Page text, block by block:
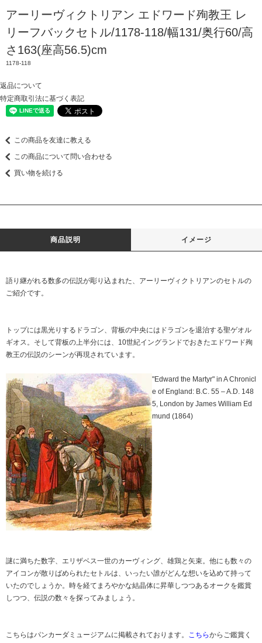
アーリーヴィクトリアン エドワード殉教王 レ
リーフバックセトル/1178-118/幅131/奥行60/高
さ163(座高56.5)cm
1178-118
返品について
特定商取引法に基づく表記
この商品を友達に教える
この商品について問い合わせる
買い物を続ける
商品説明 イメージ
語り継がれる数多の伝説が彫り込まれた、アーリーヴィクトリアンのセトルの
ご紹介です。
トップには黒光りするドラゴン、背板の中央にはドラゴンを退治する聖ゲオル
ギオス。そして背板の上半分には、10世紀イングランドでおきたエドワード殉
教王の伝説のシーンが再現されています。
"Edward the Martyr" in A Chronicl
e of England: B.C. 55 – A.D. 148
5, London by James William Ed
mund (1864)
謎に満ちた数字、エリザベス一世のカーヴィング、雄鶏と矢束。他にも数々の
アイコンが散りばめられたセトルは、いったい誰がどんな想いを込めて持って
いたのでしょうか。時を経てまろやかな結晶体に昇華しつつあるオークを鑑賞
しつつ、伝説の数々を探ってみましょう。
こちらはパンカーダミュージアムに掲載されております。 こちらからご鑑賞く